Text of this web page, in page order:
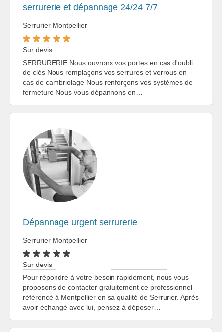
serrurerie et dépannage 24/24 7/7
Serrurier Montpellier
Sur devis
SERRURERIE Nous ouvrons vos portes en cas d'oubli
de clés Nous remplaçons vos serrures et verrous en
cas de cambriolage Nous renforçons vos systèmes de
fermeture Nous vous dépannons en…
Dépannage urgent serrurerie
Serrurier Montpellier
Sur devis
Pour répondre à votre besoin rapidement, nous vous
proposons de contacter gratuitement ce professionnel
référencé à Montpellier en sa qualité de Serrurier. Après
avoir échangé avec lui, pensez à déposer…